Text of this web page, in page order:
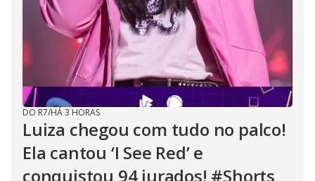
DO R7/HÁ 3 HORAS
Luiza chegou com tudo no palco!
Ela cantou ‘I See Red’ e
conquistou 94 jurados! #Shorts